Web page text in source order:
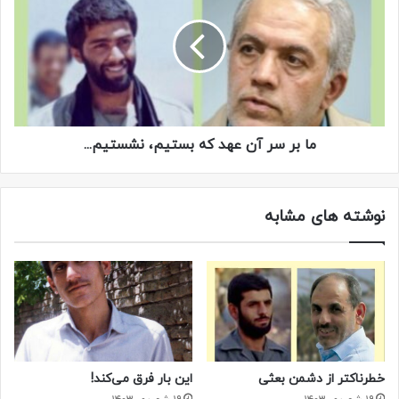
یاد…
شهید مدافع حرم سرهنگ حمزه کاظمی
پدر شهیدان رضاییان
عبدالخالق ابراهیمی
بخشعلی گودرزی
برادر موسی یاوند عباسی
برادر ابراهیم باخرد
برادر محمد عطایی
ما بر سر آن عهد که بستیم، نشستیم...
نوشته های مشابه
خطرناکتر از دشمن بعثی این بار فرق می‌کند!